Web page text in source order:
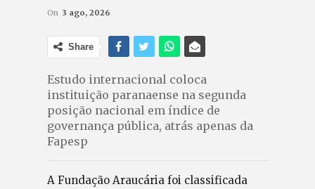
On 3 ago, 2026
Share
Estudo internacional coloca
instituição paranaense na segunda
posição nacional em índice de
governança pública, atrás apenas da
Fapesp
A Fundação Araucária foi classificada